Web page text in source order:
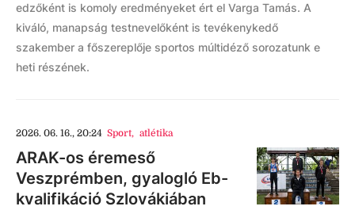
edzőként is komoly eredményeket ért el Varga Tamás. A
kiváló, manapság testnevelőként is tevékenykedő
szakember a főszereplője sportos múltidéző sorozatunk e
heti részének.
2026. 06. 16., 20:24 Sport, atlétika
ARAK-os éremeső
Veszprémben, gyalogló Eb-
kvalifikáció Szlovákiában